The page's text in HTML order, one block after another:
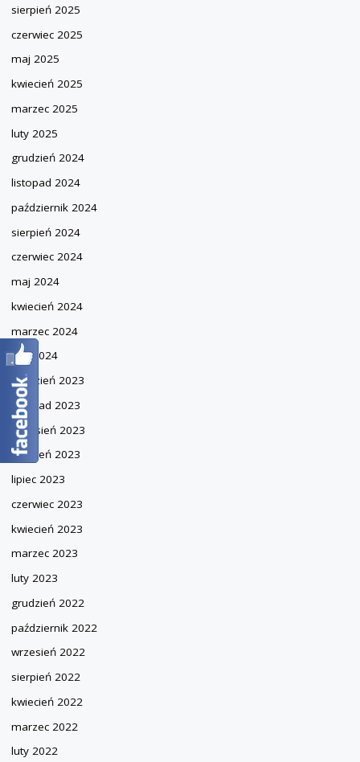
sierpień 2025
czerwiec 2025
maj 2025
kwiecień 2025
marzec 2025
luty 2025
grudzień 2024
listopad 2024
październik 2024
sierpień 2024
czerwiec 2024
maj 2024
kwiecień 2024
marzec 2024
luty 2024
grudzień 2023
listopad 2023
wrzesień 2023
sierpień 2023
lipiec 2023
czerwiec 2023
kwiecień 2023
marzec 2023
luty 2023
grudzień 2022
październik 2022
wrzesień 2022
sierpień 2022
kwiecień 2022
marzec 2022
luty 2022